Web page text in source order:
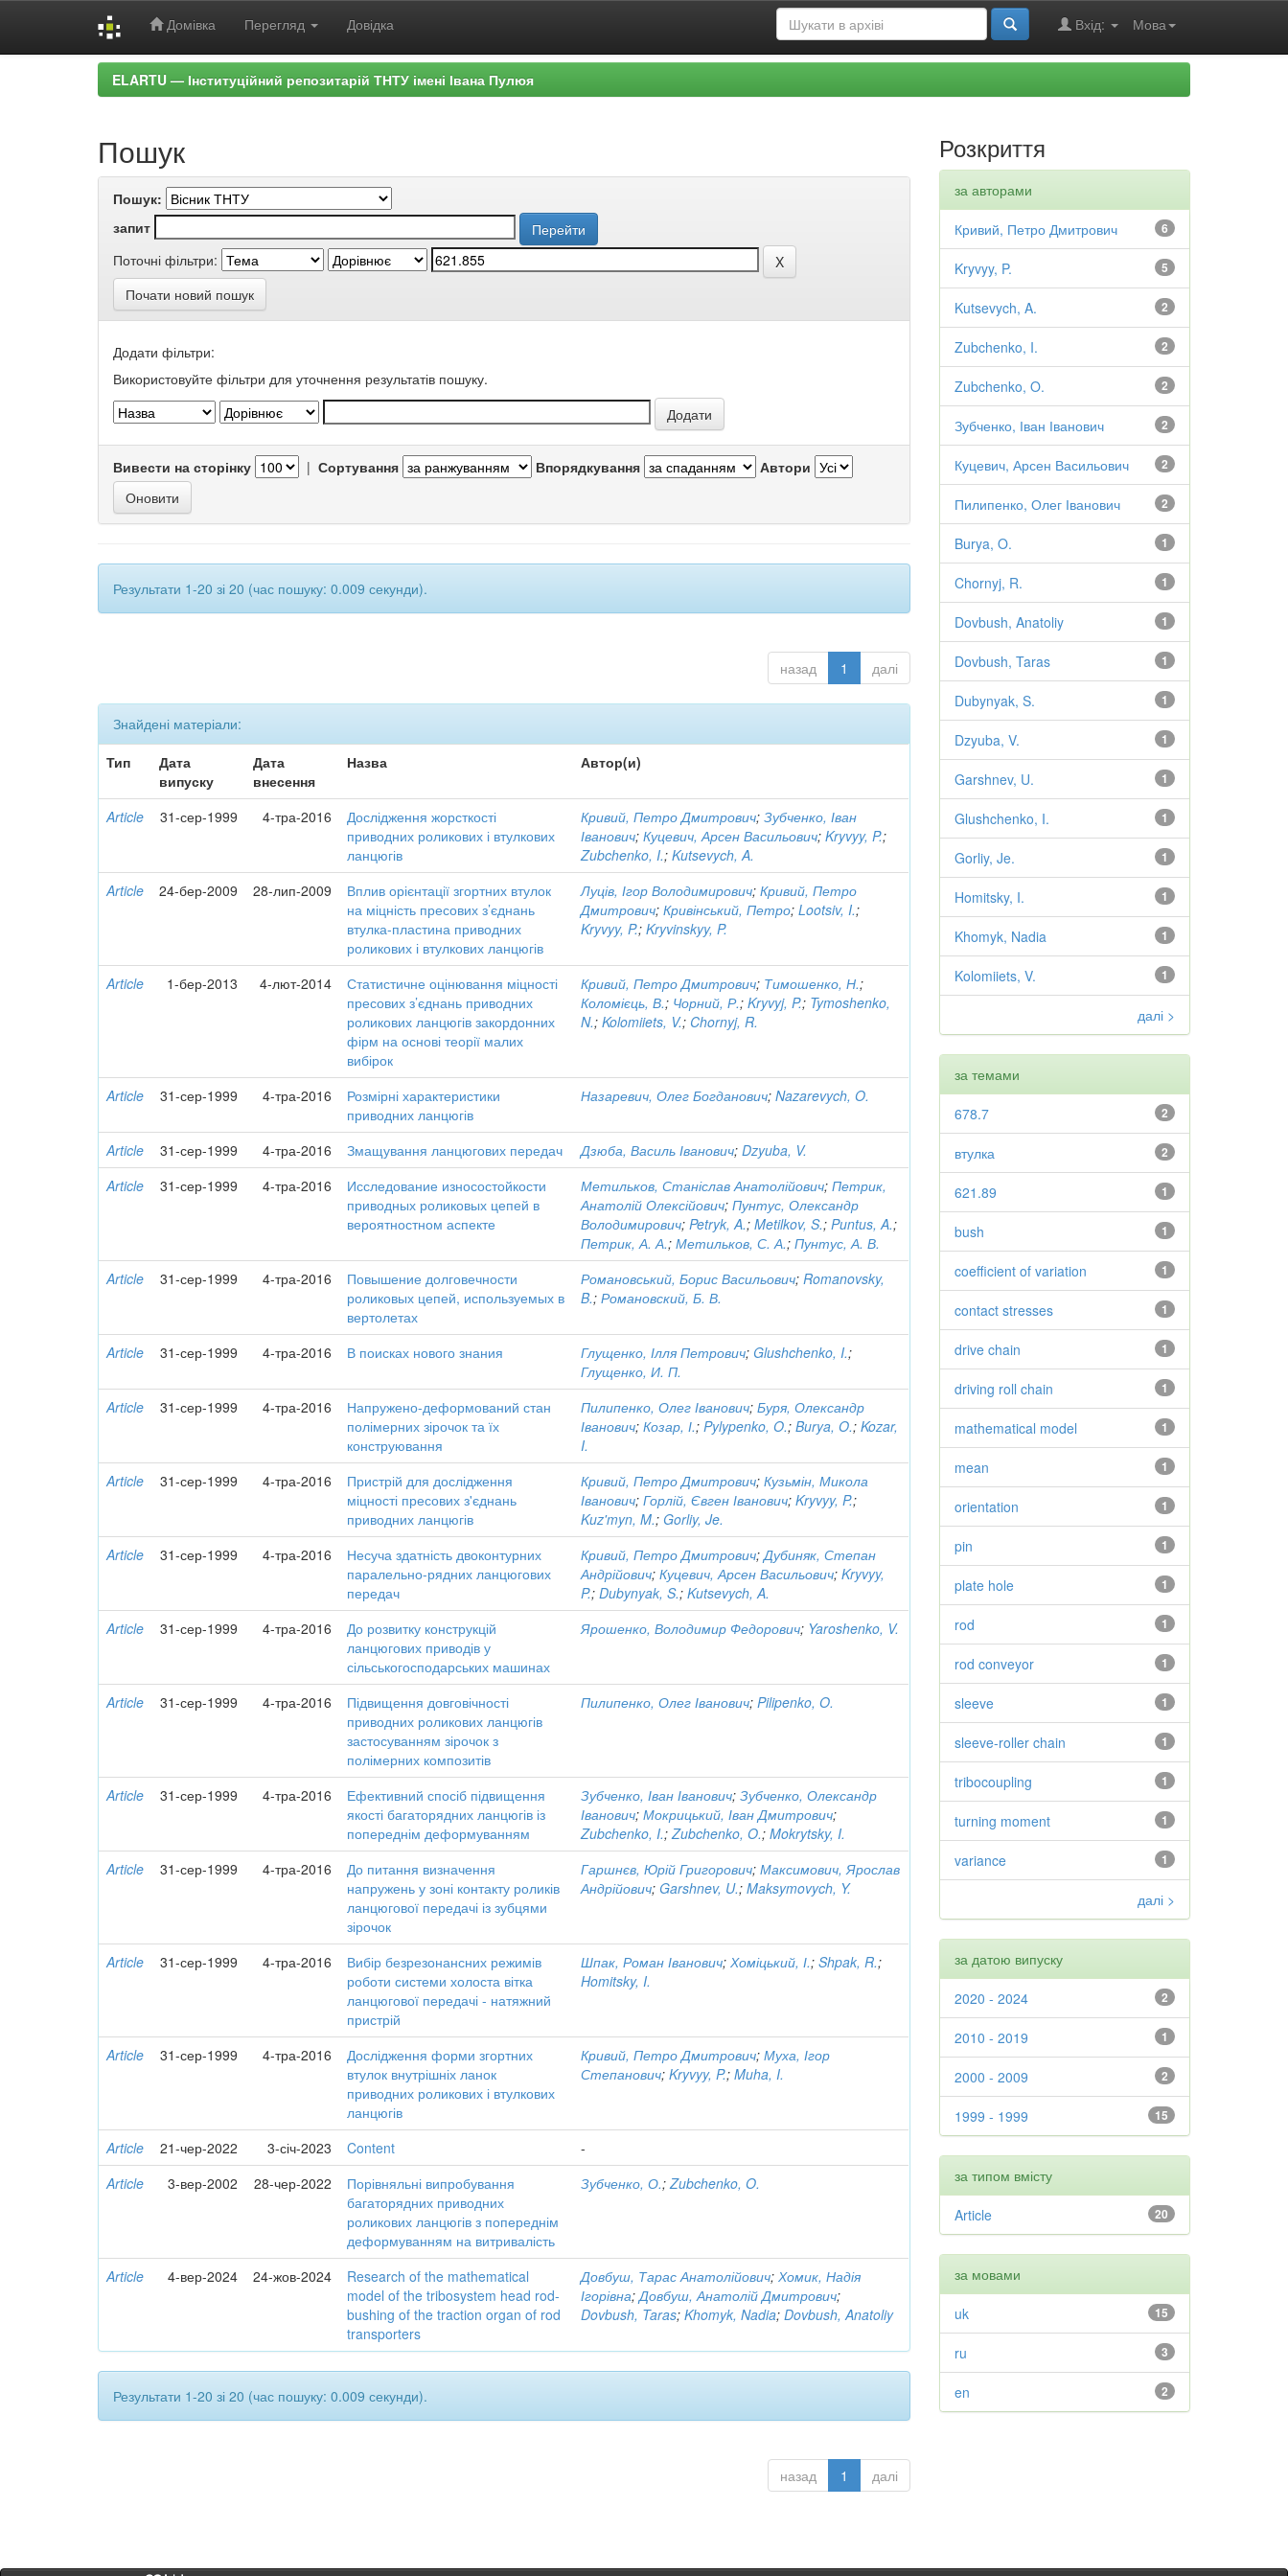
Домівка Перегляд Довідка Мова
Вхід:
ELARTU — Інституційний репозитарій ТНТУ імені Івана Пулюя
Пошук
Пошук:
запит
Поточні фільтри:
Почати новий пошук
Додати фільтри:
Використовуйте фільтри для уточнення результатів пошуку.
Вивести на сторінку | Сортування Впорядкування Автори
Результати 1-20 зі 20 (час пошуку: 0.009 секунди).
назад 1 далі
Знайдені матеріали:
Тип
Дата
випуску
Дата
внесення
Назва Автор(и)
Article 31-сер-1999 4-тра-2016
Дослідження жорсткості
приводних роликових і втулкових
ланцюгів
Кривий, Петро Дмитрович;Зубченко, Іван
Іванович;Куцевич, Арсен Васильович;Kryvyy, P.;
Zubchenko, I.;Kutsevych, A.
Article
24-бер-2009 28-лип-2009
Вплив орієнтації згортних втулок
на міцність пресових з’єднань
втулка-пластина приводних
роликових і втулкових ланцюгів
Луців, Ігор Володимирович;Кривий, Петро
Дмитрович;Кривінський, Петро;Lootsiv, I.;
Kryvyy, P.;Kryvinskyy, P.
Article 1-бер-2013 4-лют-2014
Статистичне оцінювання міцності
пресових з’єднань приводних
роликових ланцюгів закордонних
фірм на основі теорії малих
вибірок
Кривий, Петро Дмитрович; Тимошенко, Н.;
Коломієць, В.; Чорний, Р.;Kryvyj, P.; Tymoshenko,
N.;Kolomiiets, V.; Chornyj, R.
Article 31-сер-1999 4-тра-2016
Розмірні характеристики
приводних ланцюгів
Назаревич, Олег Богданович;Nazarevych, O.
Article 31-сер-1999 4-тра-2016 Змащування ланцюгових передач Дзюба, Василь Іванович;Dzyuba, V.
Article
31-сер-1999 4-тра-2016
Исследование износостойкости
приводных роликовых цепей в
вероятностном аспекте
Метильков, Станіслав Анатолійович;Петрик,
Анатолій Олексійович;Пунтус, Олександр
Володимирович;Petryk, A.;Metilkov, S.;Puntus, A.;
Петрик, А. А.;Метильков, С. А.;Пунтус, А. В.
Article
31-сер-1999 4-тра-2016
Повышение долговечности
роликовых цепей, используемых в
вертолетах
Романовський, Борис Васильович;Romanovsky,
B.;Романовский, Б. В.
Article 31-сер-1999 4-тра-2016 В поисках нового знания Глущенко, Ілля Петрович; Glushchenko, I.;
Глущенко, И. П.
Article
31-сер-1999 4-тра-2016
Напружено-деформований стан
полімерних зірочок та їх
конструювання
Пилипенко, Олег Іванович;Буря, Олександр
Іванович;Козар, І.;Pylypenko, O.;Burya, O.;Kozar,
I.
Article
31-сер-1999 4-тра-2016
Пристрій для дослідження
міцності пресових з'єднань
приводних ланцюгів
Кривий, Петро Дмитрович;Кузьмін, Микола
Іванович;Горлій, Євген Іванович;Kryvyy, P.;
Kuz'myn, M.; Gorliy, Je.
Article
31-сер-1999 4-тра-2016
Несуча здатність двоконтурних
паралельно-рядних ланцюгових
передач
Кривий, Петро Дмитрович;Дубиняк, Степан
Андрійович;Куцевич, Арсен Васильович;Kryvyy,
P.;Dubynyak, S.;Kutsevych, A.
Article
31-сер-1999 4-тра-2016
До розвитку конструкцій
ланцюгових приводів у
сільськогосподарських машинах
Ярошенко, Володимир Федорович; Yaroshenko, V.
Article 31-сер-1999 4-тра-2016
Підвищення довговічності
приводних роликових ланцюгів
застосуванням зірочок з
полімерних композитів
Пилипенко, Олег Іванович;Pilipenko, O.
Article 31-сер-1999 4-тра-2016
Ефективний спосіб підвищення
якості багаторядних ланцюгів із
попереднім деформуванням
Зубченко, Іван Іванович;Зубченко, Олександр
Іванович;Мокрицький, Іван Дмитрович;
Zubchenko, I.;Zubchenko, O.;Mokrytsky, I.
Article
31-сер-1999 4-тра-2016
До питання визначення
напружень у зоні контакту роликів
ланцюгової передачі із зубцями
зірочок
Гаршнєв, Юрій Григорович;Максимович, Ярослав
Андрійович; Garshnev, U.;Maksymovych, Y.
Article 31-сер-1999 4-тра-2016
Вибір безрезонансних режимів
роботи системи холоста вітка
ланцюгової передачі - натяжний
пристрій
Шпак, Роман Іванович;Хоміцький, І.;Shpak, R.;
Homitsky, I.
Article 31-сер-1999 4-тра-2016
Дослідження форми згортних
втулок внутрішніх ланок
приводних роликових і втулкових
ланцюгів
Кривий, Петро Дмитрович;Муха, Ігор
Степанович;Kryvyy, P.;Muha, I.
Article 21-чер-2022 3-січ-2023 Content
-
Article
3-вер-2002 28-чер-2022
Порівняльні випробування
багаторядних приводних
роликових ланцюгів з попереднім
деформуванням на витривалість
Зубченко, О.;Zubchenko, O.
Article 4-вер-2024 24-жов-2024
Research of the mathematical
model of the tribosystem head rod-
bushing of the traction organ of rod
transporters
Довбуш, Тарас Анатолійович;Хомик, Надія
Ігорівна;Довбуш, Анатолій Дмитрович;
Dovbush, Taras;Khomyk, Nadia;Dovbush, Anatoliy
Результати 1-20 зі 20 (час пошуку: 0.009 секунди).
назад 1 далі
Розкриття
за авторами
6
Кривий, Петро Дмитрович
5
Kryvyy, P.
2
Kutsevych, A.
2
Zubchenko, I.
2
Zubchenko, O.
2
Зубченко, Іван Іванович
2
Куцевич, Арсен Васильович
2
Пилипенко, Олег Іванович
1
Burya, O.
1
Chornyj, R.
1
Dovbush, Anatoliy
1
Dovbush, Taras
1
Dubynyak, S.
1
Dzyuba, V.
1
Garshnev, U.
1
Glushchenko, I.
1
Gorliy, Je.
1
Homitsky, I.
1
Khomyk, Nadia
1
Kolomiiets, V.
далі >
за темами
2
678.7
2
втулка
1
621.89
1
bush
1
coefficient of variation
1
contact stresses
1
drive chain
1
driving roll chain
1
mathematical model
1
mean
1
orientation
1
pin
1
plate hole
1
rod
1
rod conveyor
1
sleeve
1
sleeve-roller chain
1
tribocoupling
1
turning moment
1
variance
далі >
за датою випуску
2
2020 - 2024
1
2010 - 2019
2
2000 - 2009
15
1999 - 1999
за типом вмісту
20
Article
за мовами
15
uk
3
ru
2
en